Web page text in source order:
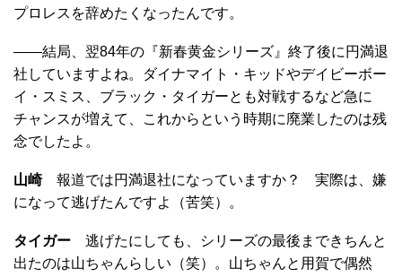
プロレスを辞めたくなったんです。
――結局、翌84年の『新春黄金シリーズ』終了後に円満退
社していますよね。ダイナマイト・キッドやデイビーボー
イ・スミス、ブラック・タイガーとも対戦するなど急に
チャンスが増えて、これからという時期に廃業したのは残
念でしたよ。
山崎報道では円満退社になっていますか？ 実際は、嫌
になって逃げたんですよ（苦笑）。
タイガー 逃げたにしても、シリーズの最後まできちんと
出たのは山ちゃんらしい（笑）。山ちゃんと用賀で偶然